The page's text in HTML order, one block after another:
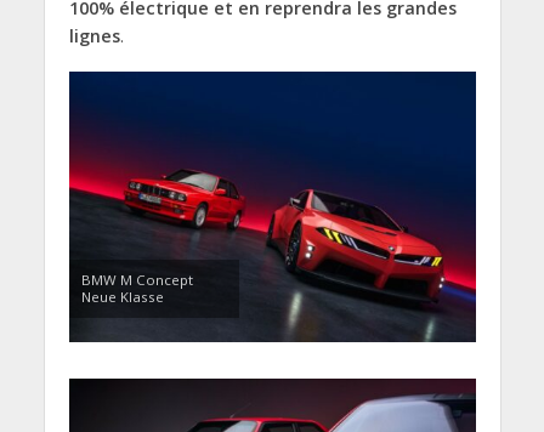
100% électrique et en reprendra les grandes
lignes.
BMW M Concept
Neue Klasse